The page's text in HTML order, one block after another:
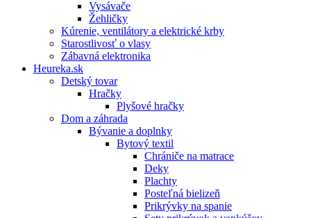
Vysávače
Žehličky
Kúrenie, ventilátory a elektrické krby
Starostlivosť o vlasy
Zábavná elektronika
Heureka.sk
Detský tovar
Hračky
Plyšové hračky
Dom a záhrada
Bývanie a doplnky
Bytový textil
Chrániče na matrace
Deky
Plachty
Posteľná bielizeň
Prikrývky na spanie